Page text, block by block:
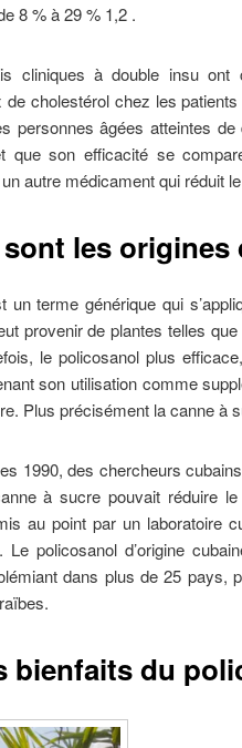
8 % à 29 % 1,2 .
cliniques à double insu
de cholestérol chez les
personnes âgées atteintes
que son efficacité se
autre médicament qui réduit
les
un terme générique qui
provenir de plantes telles
le policosanol plus
son utilisation comme
Plus précisément la canne à
1990, des chercheurs
à sucre pouvait réduire
au point par un laboratoire
Le policosanol d’origine
dans plus de 25 pays,
bienfaits du